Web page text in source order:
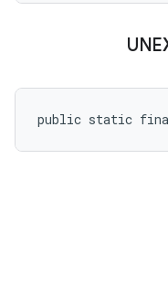
public static